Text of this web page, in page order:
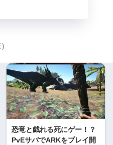
恐竜と戯れる死にゲー！？
PvEサバでARKをプレイ開